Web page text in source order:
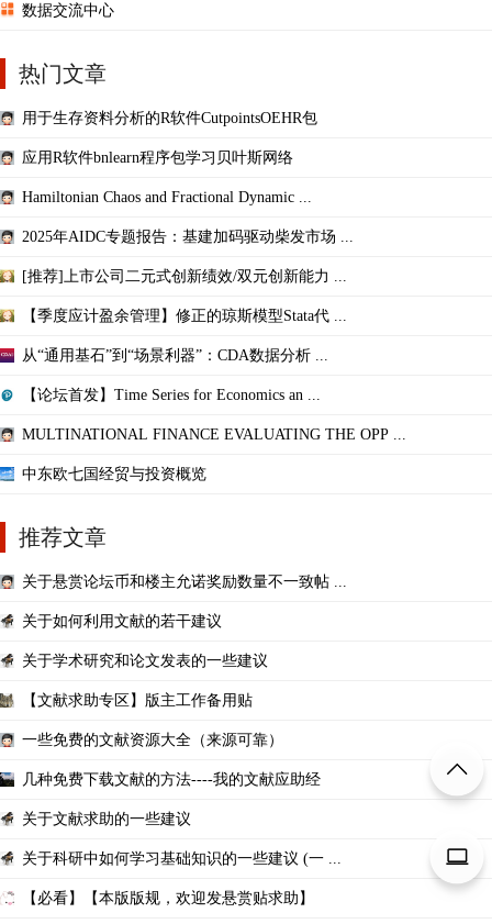
数据交流中心
热门文章
用于生存资料分析的R软件CutpointsOEHR包
应用R软件bnlearn程序包学习贝叶斯网络
Hamiltonian Chaos and Fractional Dynamic ...
2025年AIDC专题报告：基建加码驱动柴发市场 ...
[推荐]上市公司二元式创新绩效/双元创新能力 ...
【季度应计盈余管理】修正的琼斯模型Stata代 ...
从“通用基石”到“场景利器”：CDA数据分析 ...
【论坛首发】Time Series for Economics an ...
MULTINATIONAL FINANCE EVALUATING THE OPP ...
中东欧七国经贸与投资概览
推荐文章
关于悬赏论坛币和楼主允诺奖励数量不一致帖 ...
关于如何利用文献的若干建议
关于学术研究和论文发表的一些建议
【文献求助专区】版主工作备用贴
一些免费的文献资源大全（来源可靠）
几种免费下载文献的方法----我的文献应助经
关于文献求助的一些建议
关于科研中如何学习基础知识的一些建议 (一 ...
【必看】【本版版规，欢迎发悬赏贴求助】